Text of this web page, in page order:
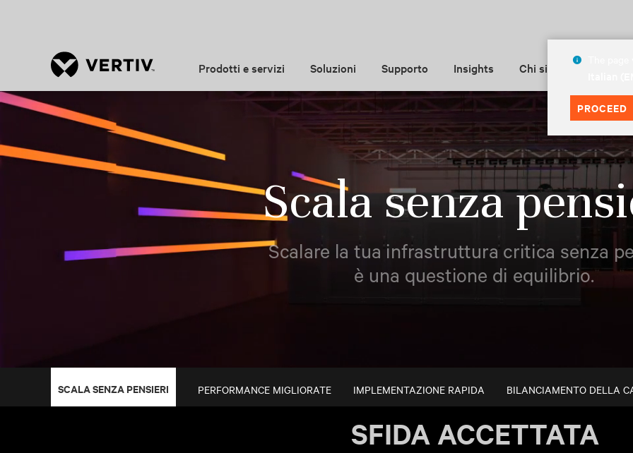
PROCEED
Prodotti e servizi Soluzioni Supporto Insights Chi siamo
Scala senza
SCALA SENZA PENSIERI PERFORMANCE MIGLIORATE IMPLEMENTAZIONE RAPIDA BILANCIAMENTO DELLA
SFIDA ACCETTATA